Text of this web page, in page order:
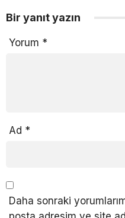
Bir yanıt yazın
Yorum *
Ad *
Daha sonraki